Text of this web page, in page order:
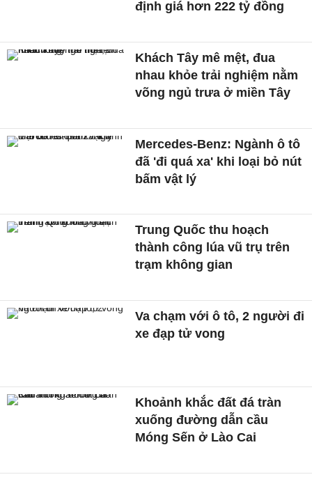
định giá hơn 222 tỷ đồng
Khách Tây mê mệt, đua
nhau khỏe trải nghiệm nằm
võng ngủ trưa ở miền Tây
Mercedes-Benz: Ngành ô tô
đã 'đi quá xa' khi loại bỏ nút
bấm vật lý
Trung Quốc thu hoạch
thành công lúa vũ trụ trên
trạm không gian
Va chạm với ô tô, 2 người đi
xe đạp tử vong
Khoảnh khắc đất đá tràn
xuống đường dẫn cầu
Móng Sến ở Lào Cai